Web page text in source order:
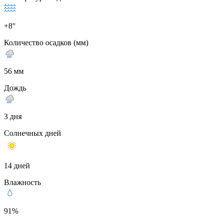
+8°
Количество осадков (мм)
56 мм
Дождь
3 дня
Солнечных дней
14 дней
Влажность
91%